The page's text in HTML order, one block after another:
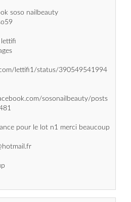
lettifi1/status/390549541994
sosonailbeauty/posts
pour le lot n1 merci beaucoup
pour ce concours!
lot 2.